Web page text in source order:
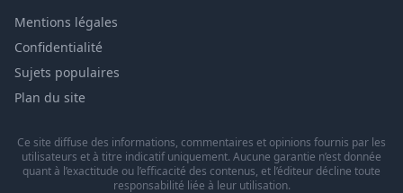
Mentions légales
Confidentialité
Sujets populaires
Plan du site
Ce site diffuse des informations, commentaires et opinions fournis par les
utilisateurs et à titre indicatif uniquement. Aucune garantie n’est donnée
quant à l’exactitude ou l’efficacité des contenus, et l’éditeur décline toute
responsabilité liée à leur utilisation.